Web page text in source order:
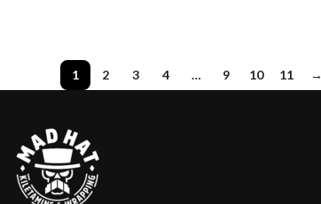
1 2 3 4 … 9 10 11 →